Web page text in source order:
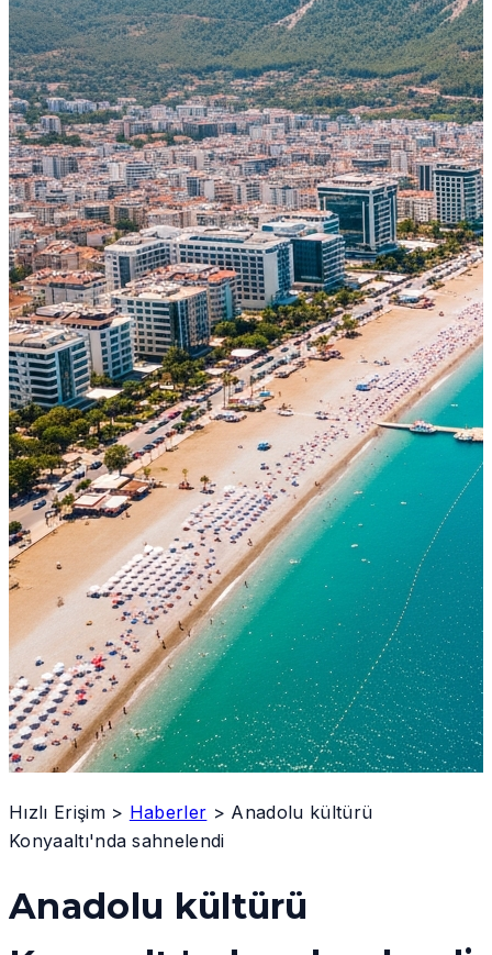
Hızlı Erişim > Haberler > Anadolu kültürü
Konyaaltı'nda sahnelendi
Anadolu kültürü